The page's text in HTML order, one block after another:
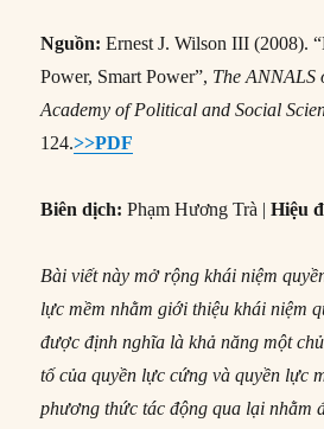
Nguồn: Ernest J. Wilson III (2008).
Power, Smart Power”, The ANNALS
Academy of Political and Social
124.>>PDF
Biên dịch: Phạm Hương Trà |Hiệu
Bài viết này mở rộng khái niệm
lực mềm nhằm giới thiệu khái niệm
được định nghĩa là khả năng một
tố của quyền lực cứng và quyền lực
phương thức tác động qua lại nhằm